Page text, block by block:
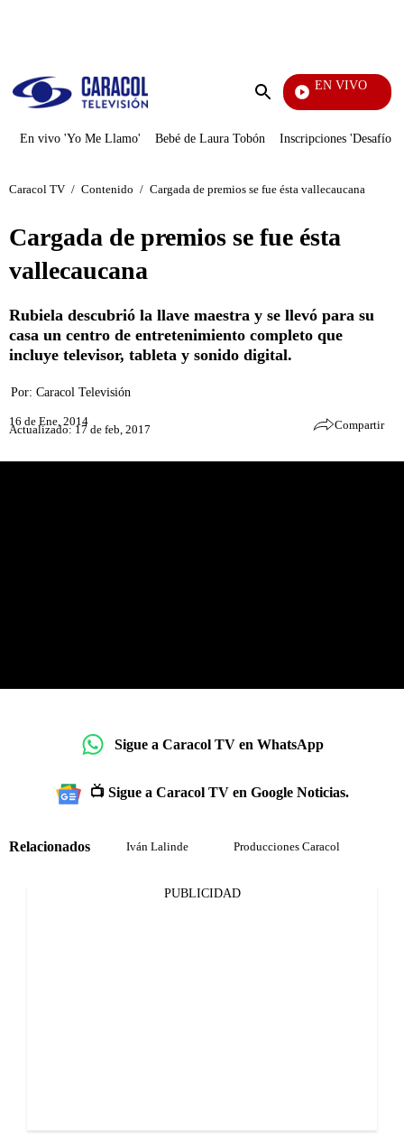
Enviar
EN VIVO
Yo Me Llamo
En vivo 'Yo Me Llamo' Bebé de Laura Tobón Inscripciones 'Desafío'
Caracol TV / Contenido / Cargada de premios se fue ésta vallecaucana
Cargada de premios se fue ésta
vallecaucana
Rubiela descubrió la llave maestra y se llevó para su
casa un centro de entretenimiento completo que
incluye televisor, tableta y sonido digital.
Por: Caracol Televisión
16 de Ene, 2014
Actualizado: 17 de feb, 2017 Compartir
Sigue a Caracol TV en WhatsApp
📺 Sigue a Caracol TV en Google Noticias.
Relacionados Iván Lalinde Producciones Caracol
PUBLICIDAD